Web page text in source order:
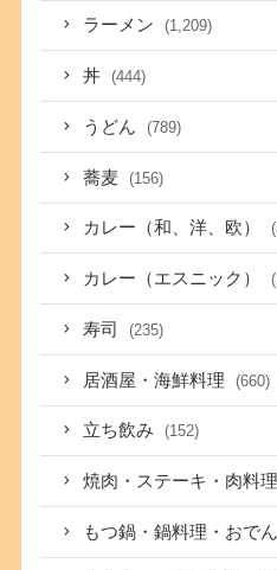
ラーメン (1,209)
丼 (444)
うどん (789)
蕎麦 (156)
カレー（和、洋、欧）
カレー（エスニック）
寿司 (235)
居酒屋・海鮮料理 (660)
立ち飲み (152)
焼肉・ステーキ・肉料理
もつ鍋・鍋料理・おでん